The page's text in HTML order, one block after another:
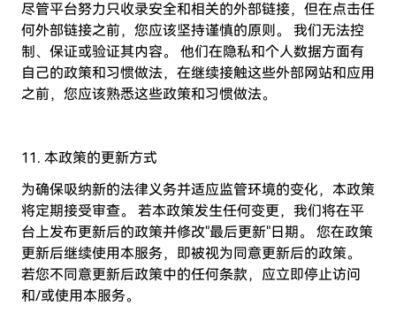
尽管平台努力只收录安全和相关的外部链接，但在点击任
何外部链接之前，您应该坚持谨慎的原则。 我们无法控
制、保证或验证其内容。 他们在隐私和个人数据方面有
自己的政策和习惯做法，在继续接触这些外部网站和应用
之前，您应该熟悉这些政策和习惯做法。
11. 本政策的更新方式
为确保吸纳新的法律义务并适应监管环境的变化，本政策
将定期接受审查。 若本政策发生任何变更，我们将在平
台上发布更新后的政策并修改"最后更新"日期。 您在政策
更新后继续使用本服务，即被视为同意更新后的政策。
若您不同意更新后政策中的任何条款，应立即停止访问
和/或使用本服务。